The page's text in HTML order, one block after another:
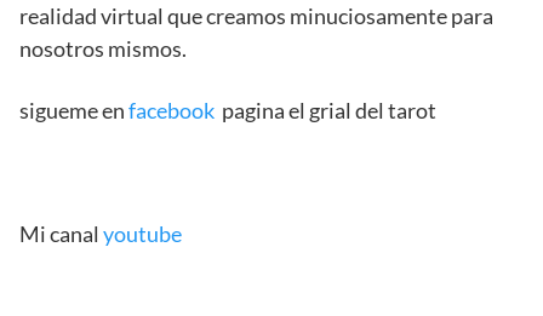
realidad virtual que creamos minuciosamente para
nosotros mismos.
sigueme enfacebook pagina el grial del tarot
Mi canal youtube